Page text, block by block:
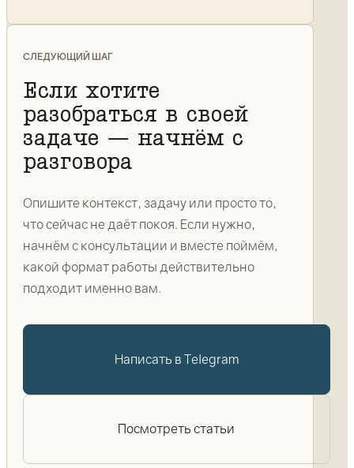
СЛЕДУЮЩИЙ ШАГ
Если хотите
разобраться в своей
задаче — начнём с
разговора
Опишите контекст, задачу или просто то,
что сейчас не даёт покоя. Если нужно,
начнём с консультации и вместе поймём,
какой формат работы действительно
подходит именно вам.
Написать в Telegram
Посмотреть статьи